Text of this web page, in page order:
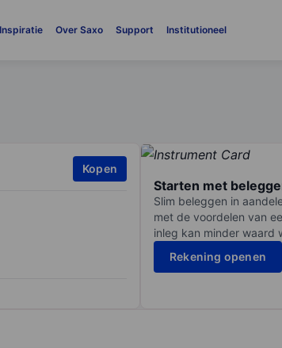
Over Saxo Support Institutioneel
Kopen
Starten met
Slim beleggen in
met de voordelen van
inleg kan minder waard
Rekening openen